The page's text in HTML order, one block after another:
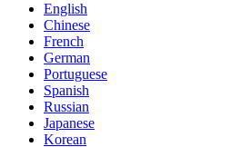
English
Chinese
French
German
Portuguese
Spanish
Russian
Japanese
Korean